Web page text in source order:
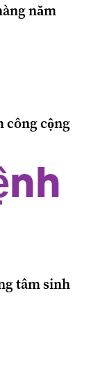
năm
công cộng
tâm sinh